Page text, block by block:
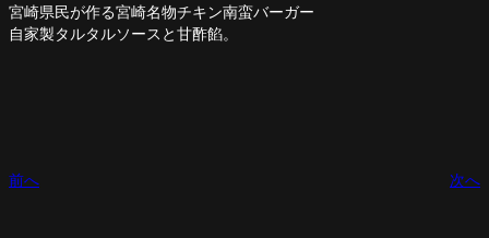
宮崎県民が作る宮崎名物チキン南蛮バーガー
自家製タルタルソースと甘酢餡。
前へ 次へ